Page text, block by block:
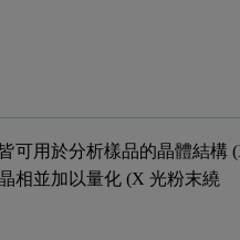
可用於分析樣品的晶體結構
相並加以量化 (X 光粉末繞